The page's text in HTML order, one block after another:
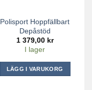
Polisport Hoppfällbart
Depåstöd
1 379,00 kr
I lager
LÄGG I VARUKORG